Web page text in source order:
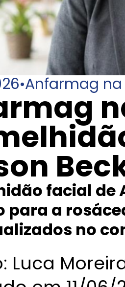
•Anfarmag
facial de
para a
no
Luca